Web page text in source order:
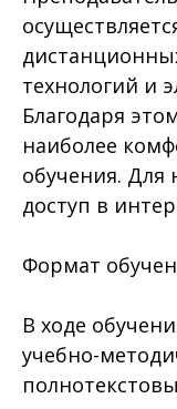
технологий и
Благодаря
наиболее
обучения. Для
доступ в
Формат
В ходе
учебно-